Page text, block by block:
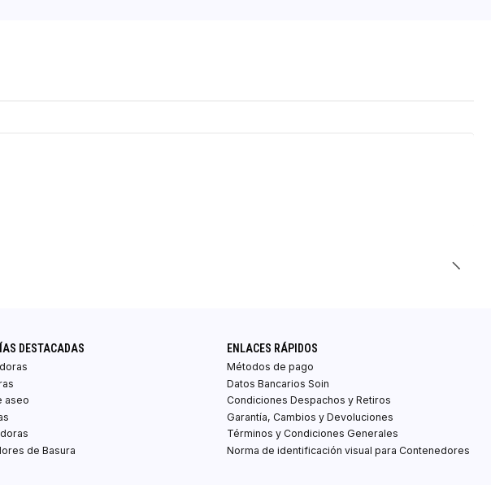
DESTACADAS
aseo
de Basura
ENLACES RÁPIDOS
Métodos de pago
Datos Bancarios Soin
Condiciones Despachos y Retiros
Garantía, Cambios y Devoluciones
Términos y Condiciones Generales
Norma de identificación visual para Contenedores